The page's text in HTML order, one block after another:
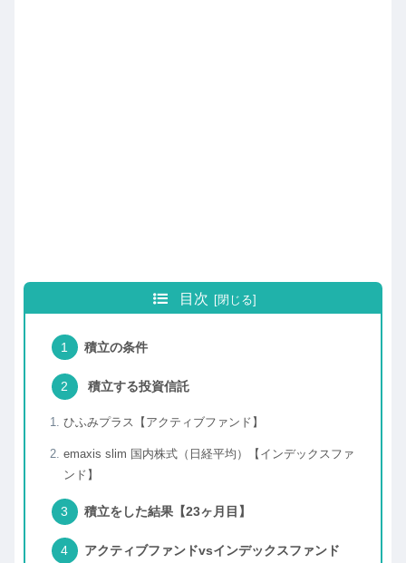
目次
積立の条件
積立する投資信託
ひふみプラス【アクティブファンド】
emaxis slim 国内株式（日経平均）【インデックスファ
ンド】
積立をした結果【23ヶ月目】
アクティブファンドvsインデックスファンド